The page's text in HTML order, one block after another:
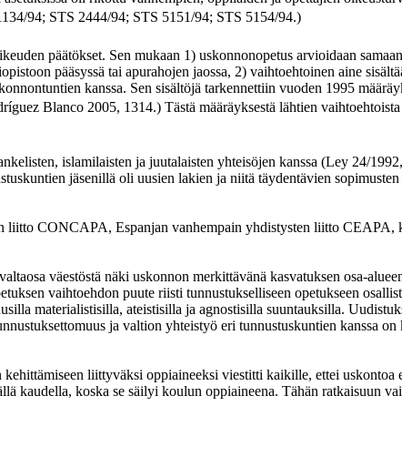
94; STS 2444/94; STS 5151/94; STS 5154/94.)
päätökset. Sen mukaan 1) uskonnonopetus arvioidaan
pääsyssä tai apurahojen jaossa, 2) vaihtoehtoinen aine
kanssa. Sen sisältöjä tarkennettiin vuoden 1995
Blanco 2005, 1314.) Tästä määräyksestä lähtien
islamilaisten ja juutalaisten yhteisöjen kanssa (Ley 24/
jäsenillä oli uusien lakien ja niitä täydentävien
liitto CONCAPA, Espanjan vanhempain yhdistysten liitto
väestöstä näki uskonnon merkittävänä kasvatuksen osa-
vaihtoehdon puute riisti tunnustukselliseen opetukseen
materialistisilla, ateistisilla ja agnostisilla suuntauksilla.
ja valtion yhteistyö eri tunnustuskuntien kanssa
liittyväksi oppiaineeksi viestitti kaikille, ettei uskontoa
kaudella, koska se säilyi koulun oppiaineena. Tähän ratkaisuun